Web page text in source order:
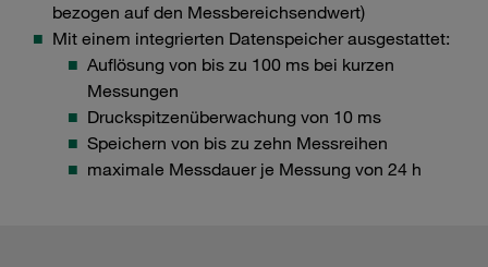
bezogen auf den Messbereichsendwert)
Mit einem integrierten Datenspeicher ausgestattet:
Auflösung von bis zu 100 ms bei kurzen
Messungen
Druckspitzenüberwachung von 10 ms
Speichern von bis zu zehn Messreihen
maximale Messdauer je Messung von 24 h